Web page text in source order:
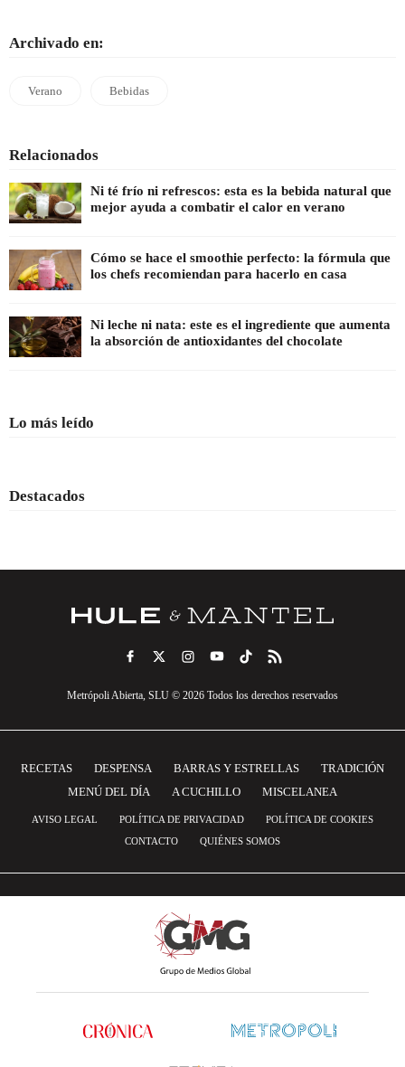
Archivado en:
Verano Bebidas
Relacionados
Ni té frío ni refrescos: esta es la bebida natural que
mejor ayuda a combatir el calor en verano
Cómo se hace el smoothie perfecto: la fórmula que
los chefs recomiendan para hacerlo en casa
Ni leche ni nata: este es el ingrediente que aumenta
la absorción de antioxidantes del chocolate
Lo más leído
Destacados
Metrópoli Abierta, SLU © 2026 Todos los derechos reservados
RECETAS DESPENSA BARRAS Y ESTRELLAS
TRADICIÓN
MENÚ DEL DÍA
A CUCHILLO MISCELANEA
AVISO LEGAL POLÍTICA DE PRIVACIDAD
POLÍTICA DE COOKIES
CONTACTO
QUIÉNES SOMOS